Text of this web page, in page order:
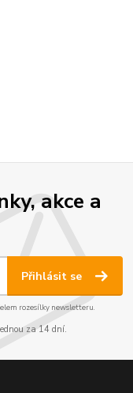
akce a
Přihlásit se
rozesílky newsletteru.
za 14 dní.